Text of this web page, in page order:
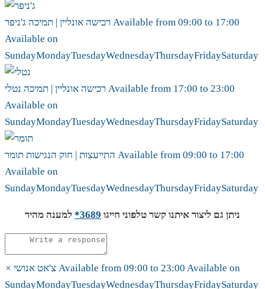
רכישה אונליין | תמיכה Available from 09:00 to 17:00
Available on
SundayMondayTuesdayWednesdayThursdayFridaySaturday
רכישה אונליין | תמיכה Available from 17:00 to 23:00
Available on
SundayMondayTuesdayWednesdayThursdayFridaySaturday
התייעצות | חוק הנגישות Available from 09:00 to 17:00
Available on
SundayMondayTuesdayWednesdayThursdayFridaySaturday
ניתן גם ליצור איתנו קשר טלפוני חייגו 3689* למענה מהיר
× צ'אט אנושי Available from 09:00 to 23:00 Available on
SundayMondayTuesdayWednesdayThursdayFridaySaturday